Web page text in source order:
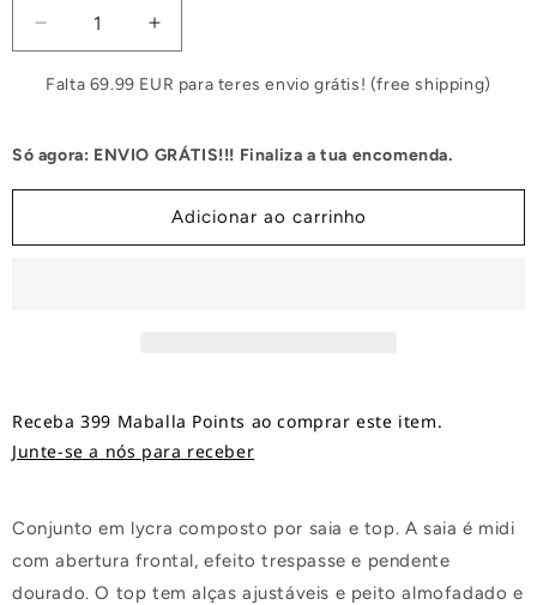
Diminuir
a
quantidade
Lanthe
Aumentar
a
quantidade
Lanthe
Falta 69.99 EUR para teres envio grátis! (free shipping)
Só agora: ENVIO GRÁTIS!!! Finaliza a tua encomenda.
Adicionar ao carrinho
Receba 399 Maballa Points ao comprar este item.
Junte-se a nós para receber
Conjunto em lycra composto por saia e top. A saia é midi
com abertura frontal, efeito trespasse e pendente
dourado. O top tem alças ajustáveis e peito almofadado e